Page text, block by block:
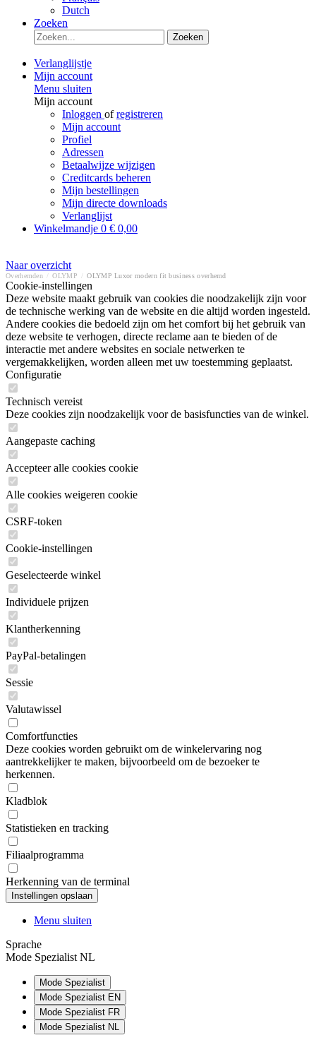
Dutch
Zoeken
Zoeken
Verlanglijstje
Mijn account
Menu sluiten
Mijn account
Inloggen ofregistreren
Mijn account
Profiel
Adressen
Betaalwijze wijzigen
Creditcards beheren
Mijn bestellingen
Mijn directe downloads
Verlanglijst
Winkelmandje 0 € 0,00
Naar overzicht
Overhemden OLYMP OLYMP Luxor modern fit business overhemd
Cookie-instellingen
Deze website maakt gebruik van cookies die noodzakelijk zijn voor
de technische werking van de website en die altijd worden ingesteld.
Andere cookies die bedoeld zijn om het comfort bij het gebruik van
deze website te verhogen, directe reclame aan te bieden of de
interactie met andere websites en sociale netwerken te
vergemakkelijken, worden alleen met uw toestemming geplaatst.
Configuratie
Technisch vereist
Deze cookies zijn noodzakelijk voor de basisfuncties van de winkel.
Aangepaste caching
Accepteer alle cookies cookie
Alle cookies weigeren cookie
CSRF-token
Cookie-instellingen
Geselecteerde winkel
Individuele prijzen
Klantherkenning
PayPal-betalingen
Sessie
Valutawissel
Comfortfuncties
Deze cookies worden gebruikt om de winkelervaring nog
aantrekkelijker te maken, bijvoorbeeld om de bezoeker te
herkennen.
Kladblok
Statistieken en tracking
Filiaalprogramma
Herkenning van de terminal
Menu sluiten
Sprache
Mode Spezialist NL
Mode Spezialist
Mode Spezialist EN
Mode Spezialist FR
Mode Spezialist NL